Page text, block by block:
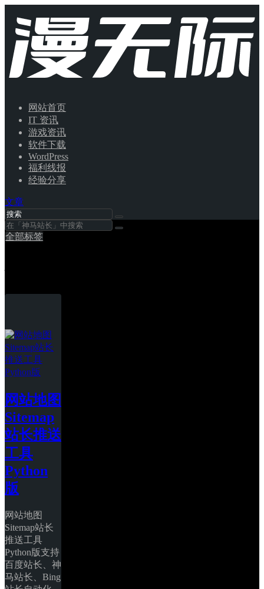
网站首页
IT 资讯
游戏资讯
软件下载
WordPress
福利线报
经验分享
文章
全部标签
网站地图
Sitemap
站长推送
工具
Python
版
网站地图
Sitemap站长
推送工具
Python版支持
百度站长、神
马站长、Bing